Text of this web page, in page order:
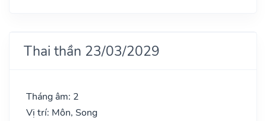
Thai thần 23/03/2029
Tháng âm: 2
Vị trí: Môn, Song